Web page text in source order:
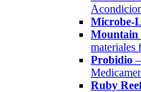
Microbe-
Mountain
materiales
Probidio
Ruby